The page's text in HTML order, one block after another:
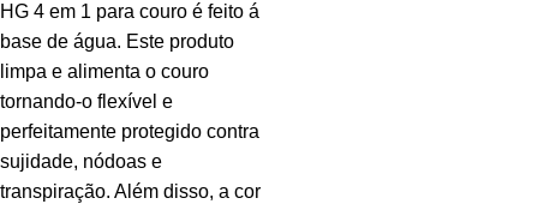
HG 4 em 1 para couro é feito á
base de água. Este produto
limpa e alimenta o couro
tornando-o flexível e
perfeitamente protegido contra
sujidade, nódoas e
transpiração. Além disso, a cor